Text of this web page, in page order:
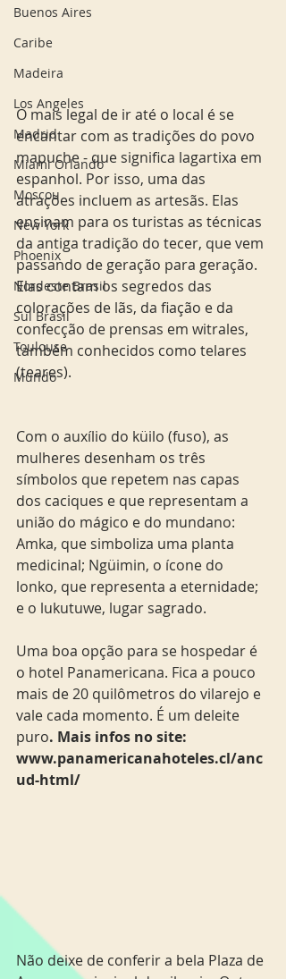
Buenos Aires
Caribe
Madeira
Los Angeles
Madrid
Miami Orlando
Moscou
New York
Phoenix
Nordeste Brasil
Sul Brasil
Toulouse
Mundo
O mais legal de ir até o local é se
encantar com as tradições do povo
mapuche - que significa lagartixa em
espanhol. Por isso, uma das
atrações incluem as artesãs. Elas
ensinam para os turistas as técnicas
da antiga tradição do tecer, que vem
passando de geração para geração.
Elas contam os segredos das
colorações de lãs, da fiação e da
confecção de prensas em witrales,
também conhecidos como telares
(teares).
Com o auxílio do küilo (fuso), as
mulheres desenham os três
símbolos que repetem nas capas
dos caciques e que representam a
união do mágico e do mundano:
Amka, que simboliza uma planta
medicinal; Ngüimin, o ícone do
lonko, que representa a eternidade;
e o lukutuwe, lugar sagrado.
Uma boa opção para se hospedar é
o hotel Panamericana. Fica a pouco
mais de 20 quilômetros do vilarejo e
vale cada momento. É um deleite
puro. Mais infos no site:
www.panamericanahoteles.cl/anc
ud-html/
Não deixe de conferir a bela Plaza de